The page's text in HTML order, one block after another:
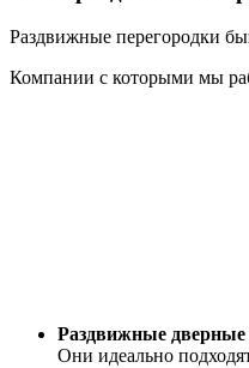
Раздвижные перегородки
Компании с которыми мы
Раздвижные дверные
Они идеально